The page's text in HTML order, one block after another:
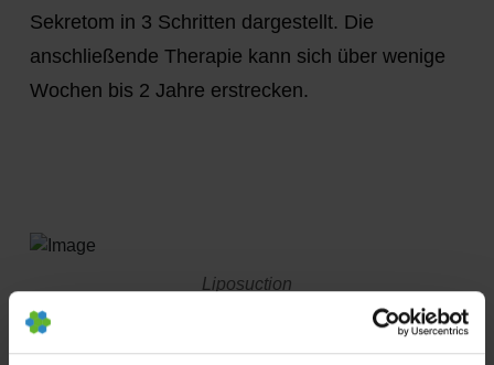
Sekretom in 3 Schritten dargestellt. Die
anschließende Therapie kann sich über wenige
Wochen bis 2 Jahre erstrecken.
Liposuction
Schritt 1 - Gewinnung von mesenchymalen